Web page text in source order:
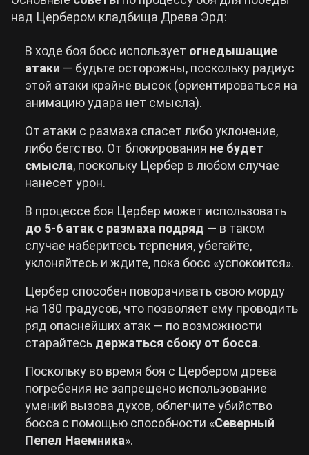
над Цербером кладбища Древа Эрд:
В ходе боя босс использует огнедышащие
атаки — будьте осторожны, поскольку радиус
этой атаки крайне высок (ориентироваться на
анимацию удара нет смысла).
От атаки с размаха спасет либо уклонение,
либо бегство. От блокирования не будет
смысла, поскольку Цербер в любом случае
нанесет урон.
В процессе боя Цербер может использовать
до 5-6 атак с размаха подряд — в таком
случае наберитесь терпения, убегайте,
уклоняйтесь и ждите, пока босс «успокоится».
Цербер способен поворачивать свою морду
на 180 градусов, что позволяет ему проводить
ряд опаснейших атак — по возможности
старайтесь держаться сбоку от босса.
Поскольку во время боя с Цербером древа
погребения не запрещено использование
умений вызова духов, облегчите убийство
босса с помощью способности «Северный
Пепел Наемника».